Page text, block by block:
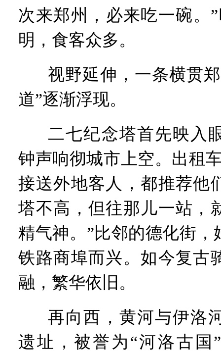
次来郑州，必来吃一碗。
明，食客众多。
视野延伸，一条横贯
道”逐渐浮现。
二七纪念塔首先映入
钟声响彻城市上空。出租
接送外地客人，都推荐他
塔不高，但往那儿一站，
精气神。”比邻的德化街，
铁路商埠而兴。如今复古
融，繁华依旧。
再向西，黄河与伊洛
遗址，被誉为“河洛古国